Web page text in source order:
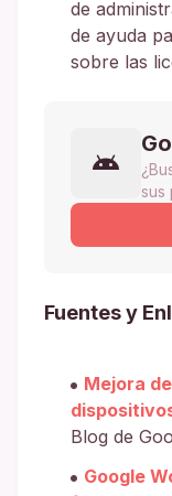
de
de ayuda
sobre las
sus
Fuentes y
Mejora
Blog de
Google